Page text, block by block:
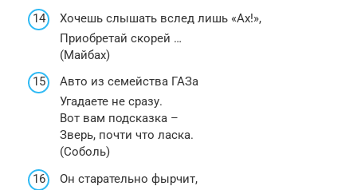
Хочешь слышать вслед лишь «Ах!»,
Приобретай скорей …
(Майбах)
Авто из семейства ГАЗа
Угадаете не сразу.
Вот вам подсказка –
Зверь, почти что ласка.
(Соболь)
Он старательно фырчит,